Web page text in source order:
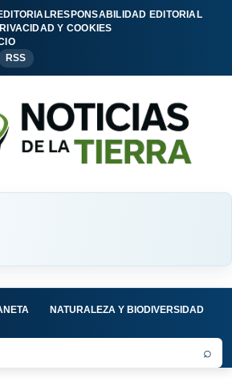
RESPONSABILIDAD EDITORIAL
Y COOKIES
RSS
NATURALEZA Y BIODIVERSIDAD
⌕